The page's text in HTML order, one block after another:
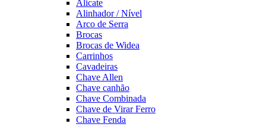
Alicate
Alinhador / Nível
Arco de Serra
Brocas
Brocas de Widea
Carrinhos
Cavadeiras
Chave Allen
Chave canhão
Chave Combinada
Chave de Virar Ferro
Chave Fenda